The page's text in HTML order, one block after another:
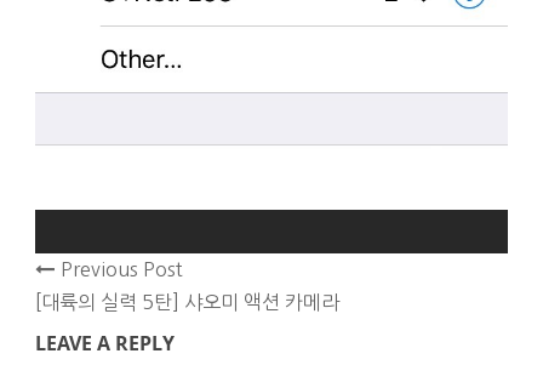
Previous Post
[대륙의 실력 5탄] 샤오미 액션 카메라
LEAVE A REPLY